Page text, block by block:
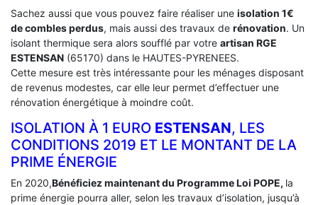
Sachez aussi que vous pouvez faire réaliser une isolation 1€
de combles perdus, mais aussi des travaux de rénovation. Un
isolant thermique sera alors soufflé par votre artisan RGE
ESTENSAN (65170) dans le HAUTES-PYRENEES.
Cette mesure est très intéressante pour les ménages disposant
de revenus modestes, car elle leur permet d’effectuer une
rénovation énergétique à moindre coût.
ISOLATION À 1 EURO ESTENSAN, LES
CONDITIONS 2019 ET LE MONTANT DE LA
PRIME ÉNERGIE
En 2020,Bénéficiez maintenant du Programme Loi POPE, la
prime énergie pourra aller, selon les travaux d’isolation, jusqu’à